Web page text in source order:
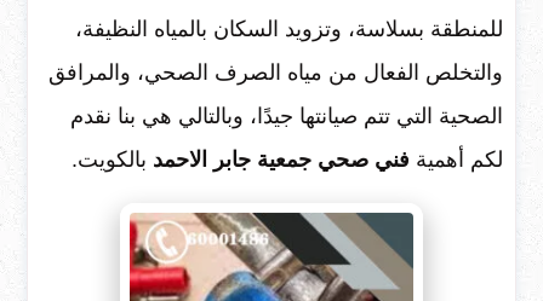
للمنطقة بسلاسة، وتزويد السكان بالمياه النظيفة،
والتخلص الفعال من مياه الصرف الصحي، والمرافق
الصحية التي تتم صيانتها جيدًا، وبالتالي هي بنا نقدم
لكم أهمية فني صحي جمعية جابر الاحمد بالكويت.